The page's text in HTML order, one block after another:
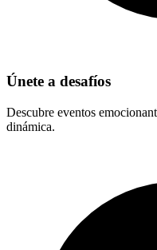
Únete a desafíos
Descubre eventos
dinámica.